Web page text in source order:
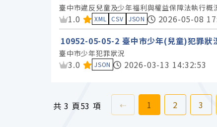
臺中市違反兒童及少年福利與權益保障法執行概
資料集評分：
1.0 XML CSV JSON
2026-05-08
10952-05-05-2 臺中市少年(兒童)犯罪狀
臺中市少年犯罪狀況
資料集評分：
3.0 JSON 2026-03-13 14:32:53
共3 頁53 項 ⇠上一頁前往
1 前往
2 前往
3